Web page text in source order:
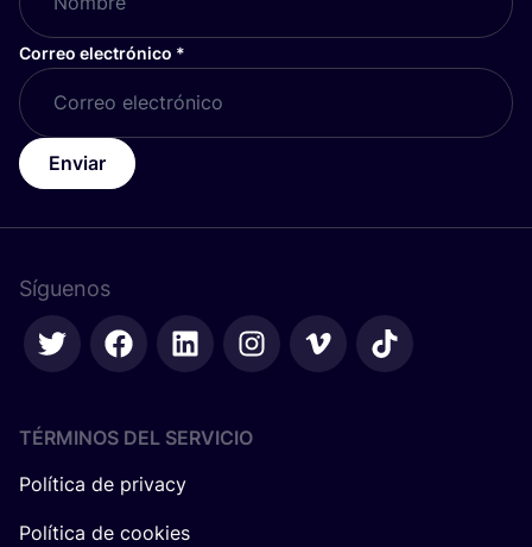
Correo electrónico *
Enviar
Síguenos
TÉRMINOS DEL SERVICIO
Política de privacy
Política de cookies